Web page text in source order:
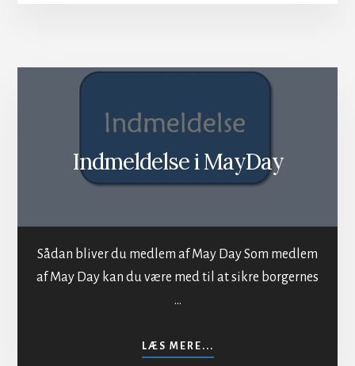
Indmeldelse i MayDay
Sådan bliver du medlem af May Day Som medlem
af May Day kan du være med til at sikre borgernes
…
LÆS MERE...
INDMELDELSE